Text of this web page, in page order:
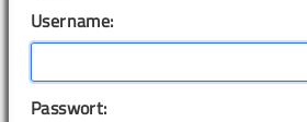
Username:
Passwort: